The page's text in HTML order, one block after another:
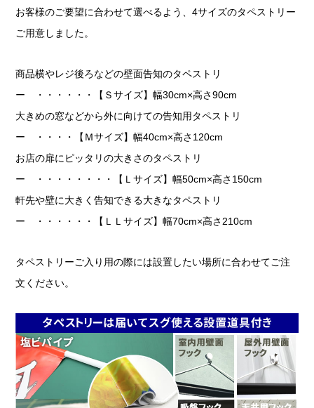
お客様のご要望に合わせて選べるよう、4サイズのタペストリー
ご用意しました。
商品横やレジ後ろなどの壁面告知のタペストリ
ー ・・・・・・【Ｓサイズ】幅30cm×高さ90cm
大きめの窓などから外に向けての告知用タペストリ
ー ・・・・【Ｍサイズ】幅40cm×高さ120cm
お店の扉にピッタリの大きさのタペストリ
ー ・・・・・・・・【Ｌサイズ】幅50cm×高さ150cm
軒先や壁に大きく告知できる大きなタペストリ
ー ・・・・・・【ＬＬサイズ】幅70cm×高さ210cm
タペストリーご入り用の際には設置したい場所に合わせてご注
文ください。